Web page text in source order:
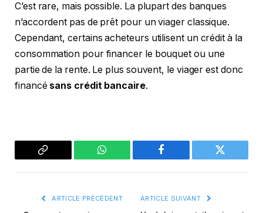
C’est rare, mais possible. La plupart des banques
n’accordent pas de prêt pour un viager classique.
Cependant, certains acheteurs utilisent un crédit à la
consommation pour financer le bouquet ou une
partie de la rente. Le plus souvent, le viager est donc
financé sans crédit bancaire.
Copier
lien
WhatsApp Facebook Twitter
ARTICLE PRÉCÉDENT ARTICLE SUIVANT